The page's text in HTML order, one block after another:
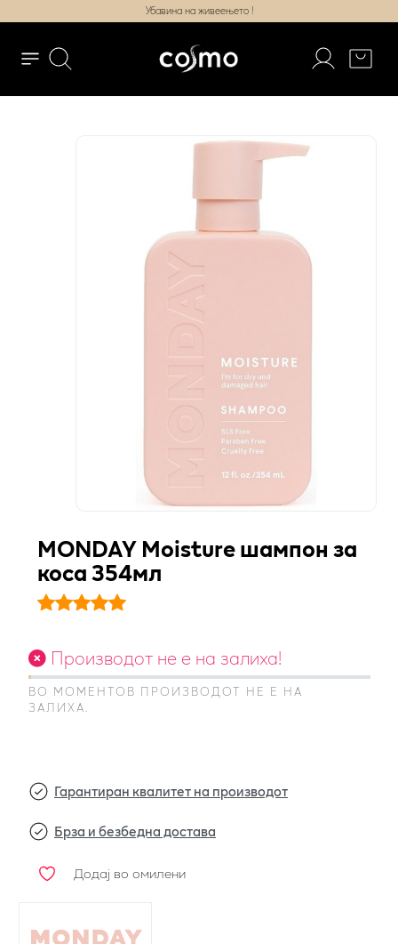
Убавина на живеењето !
MONDAY Moisture шампон за
коса 354мл
Производот не е на залиха!
ВО МОМЕНТОВ ПРОИЗВОДОТ НЕ Е НА
ЗАЛИХА.
Гарантиран квалитет на производот
Брза и безбедна достава
Додај во омилени